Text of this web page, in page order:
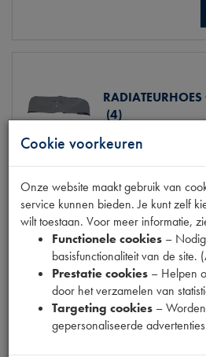
(4)
Productnummer
OE Citroën
Codes 1620013
DX24249B
€ 84,94(€ 70,20
Cookie voorkeuren
Onze website maakt gebruik van
service kunnen bieden. Je kunt zelf
wilt toestaan. Voor meer informatie,
Functionele cookies –
basisfunctionaliteit van de site.
Prestatie cookies – Helpen
door het verzamelen van
Targeting cookies –
gepersonaliseerde